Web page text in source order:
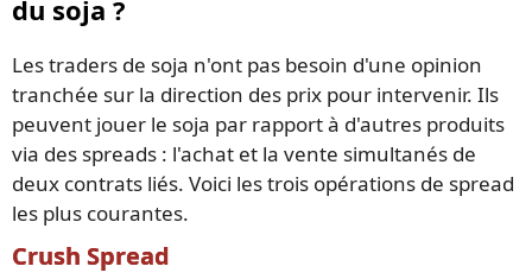
du soja ?
Les traders de soja n'ont pas besoin d'une opinion
tranchée sur la direction des prix pour intervenir. Ils
peuvent jouer le soja par rapport à d'autres produits
via des spreads : l'achat et la vente simultanés de
deux contrats liés. Voici les trois opérations de spread
les plus courantes.
Crush Spread